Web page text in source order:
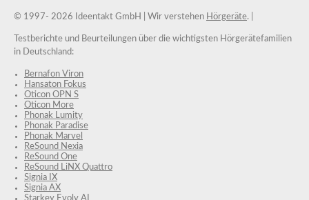
© 1997- 2026 Ideentakt GmbH | Wir verstehen Hörgeräte. |
Testberichte und Beurteilungen über die wichtigsten Hörgerätefamilien
in Deutschland:
Bernafon Viron
Hansaton Fokus
Oticon OPN S
Oticon More
Phonak Lumity
Phonak Paradise
Phonak Marvel
ReSound Nexia
ReSound One
ReSound LiNX Quattro
Signia IX
Signia AX
Starkey Evolv AI